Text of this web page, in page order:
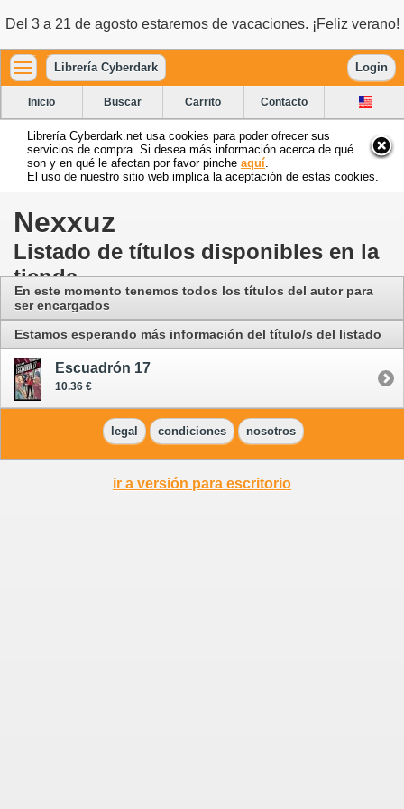
Del 3 a 21 de agosto estaremos de vacaciones. ¡Feliz verano!
Librería Cyberdark Login
Inicio Buscar Carrito Contacto
Librería Cyberdark.net usa cookies para poder ofrecer sus
servicios de compra. Si desea más información acerca de qué
son y en qué le afectan por favor pinche aquí
El uso de nuestro sitio web implica la aceptación de estas cookies.
Nexxuz
Listado de títulos disponibles en la
tienda
En este momento tenemos todos los títulos del autor para
ser encargados
Estamos esperando más información del título/s del listado
Escuadrón 17
10.36 €
legal condiciones nosotros
ir a versión para escritorio